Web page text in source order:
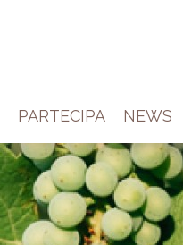
PARTECIPA NEWS